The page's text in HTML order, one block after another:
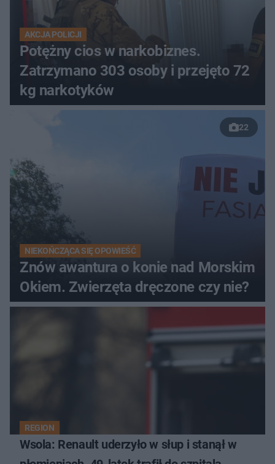
AKCJA POLICJI
Potężny cios w narkobiznes.
Zatrzymano 303 osoby i przejęto 72
kg narkotyków
22
NIEKOŃCZĄCA SIĘ OPOWIEŚĆ
Znów awantura o konie nad Morskim
Okiem. Zwierzęta dręczone czy nie?
REGION
Wsola: Renault uderzyło w słup i stanął w